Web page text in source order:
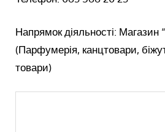
Напрямок діяльності:
(Парфумерія, канцтовари,
товари)